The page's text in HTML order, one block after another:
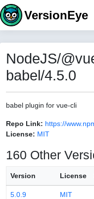
VersionEye
NodeJS/
babel/4.5.0
babel plugin for vue-cli
Repo Link: https://
License: MIT
160 Other
Version License
5.0.9 MIT